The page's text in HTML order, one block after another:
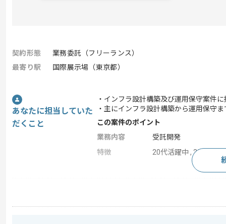
契約形態
業務委託（フリーランス）
最寄り駅
国際展示場（東京都）
あなたに担当していた
だくこと
・インフラ設計構築及び運用保守案件
・主にインフラ設計構築から運用保守
この案件のポイント
業務内容
受託開発
特徴
20代活躍中 , 30代活躍
・IBM iまたはAS400を用いた実務経験